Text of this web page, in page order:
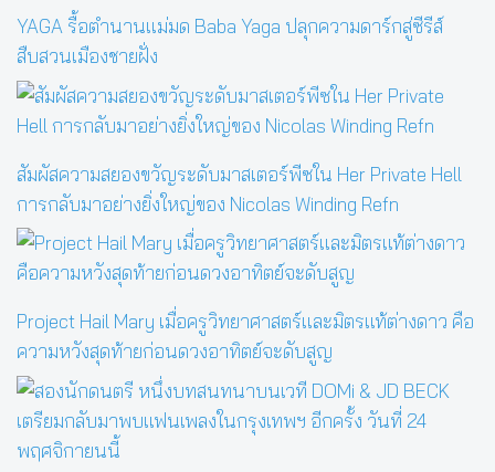
YAGA รื้อตำนานแม่มด Baba Yaga ปลุกความดาร์กสู่ซีรีส์
สืบสวนเมืองชายฝั่ง
สัมผัสความสยองขวัญระดับมาสเตอร์พีซใน Her Private Hell
การกลับมาอย่างยิ่งใหญ่ของ Nicolas Winding Refn
Project Hail Mary เมื่อครูวิทยาศาสตร์และมิตรแท้ต่างดาว คือ
ความหวังสุดท้ายก่อนดวงอาทิตย์จะดับสูญ